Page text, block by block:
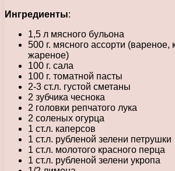
Ингредиенты:
1,5 л мясного бульона
500 г. мясного ассорти (вареное,
жареное)
100 г. сала
100 г. томатной пасты
2-3 ст.л. густой сметаны
2 зубчика чеснока
2 головки репчатого лука
2 соленых огурца
1 ст.л. каперсов
1 ст.л. рубленой зелени петрушки
1 ст.л. молотого красного перца
1 ст.л. рубленой зелени укропа